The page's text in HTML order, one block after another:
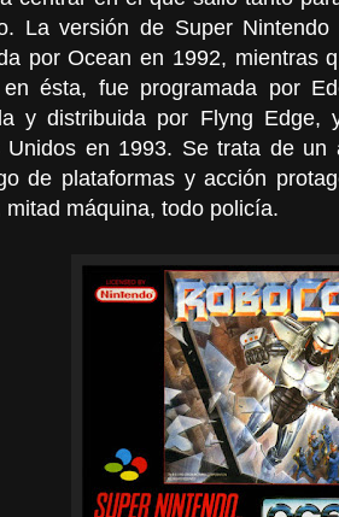
La versión de Super
por Ocean en 1992, mientras
ésta, fue programada por
y distribuida por Flyng
Unidos en 1993. Se trata de un
de plataformas y acción
mitad máquina, todo policía.